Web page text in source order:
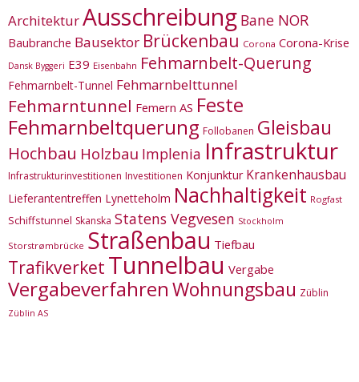
ArchitekturAusschreibung Bane NOR
Baubranche Bausektor Brückenbau Corona Corona-Krise
Dansk Byggeri E39 Eisenbahn Fehmarnbelt-Querung
Fehmarnbelt-Tunnel Fehmarnbelttunnel
Fehmarntunnel Femern AS Feste
Fehmarnbeltquerung Follobanen Gleisbau
Hochbau Holzbau Implenia Infrastruktur
Infrastrukturinvestitionen Investitionen Konjunktur Krankenhausbau
Lieferantentreffen Lynetteholm Nachhaltigkeit Rogfast
Schiffstunnel Skanska Statens Vegvesen Stockholm
Storstrømbrücke Straßenbau Tiefbau
Trafikverket Tunnelbau Vergabe
VergabeverfahrenWohnungsbau Züblin
Züblin AS